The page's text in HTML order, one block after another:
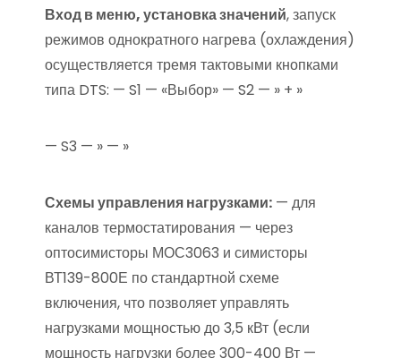
Вход в меню, установка значений, запуск
режимов однократного нагрева (охлаждения)
осуществляется тремя тактовыми кнопками
типа DTS: — S1 — «Выбор» — S2 — » + »
— S3 — » — »
Схемы управления нагрузками: — для
каналов термостатирования — через
оптосимисторы МОС3063 и симисторы
ВТ139-800Е по стандартной схеме
включения, что позволяет управлять
нагрузками мощностью до 3,5 кВт (если
мощность нагрузки более 300-400 Вт —